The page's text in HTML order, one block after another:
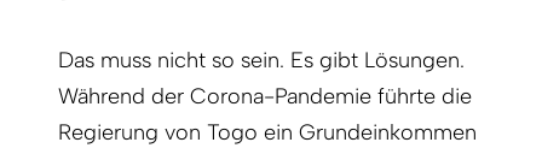
Das muss nicht so sein. Es gibt Lösungen.
Während der Corona-Pandemie führte die
Regierung von Togo ein Grundeinkommen